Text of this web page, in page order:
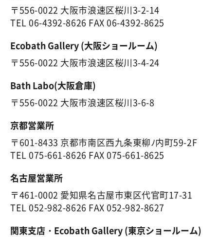
〒556-0022 大阪市浪速区桜川3-2-14
TEL 06-4392-8626 FAX 06-4392-8625
Ecobath Gallery (大阪ショールーム)
〒556-0022 大阪市浪速区桜川3-4-24
Bath Labo(大阪倉庫)
〒556-0022 大阪市浪速区桜川3-6-8
京都営業所
〒601-8433 京都市南区西九条東柳ﾉ内町59-2F
TEL 075-661-8626 FAX 075-661-8625
名古屋営業所
〒461-0002 愛知県名古屋市東区代官町17-31
TEL 052-982-8626 FAX 052-982-8627
関東支店・Ecobath Gallery (東京ショールーム)